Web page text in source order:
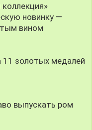
новинку —
вином
11 золотых медалей
выпускать ром